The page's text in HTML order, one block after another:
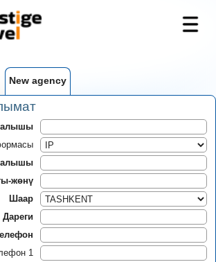
New agency
жөнү
Шаар
1